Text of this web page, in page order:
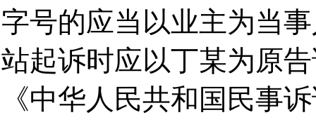
字号的应当以业主为当
站起诉时应以丁某为原
《中华人民共和国民事